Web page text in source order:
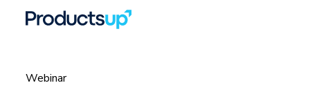
Webinar